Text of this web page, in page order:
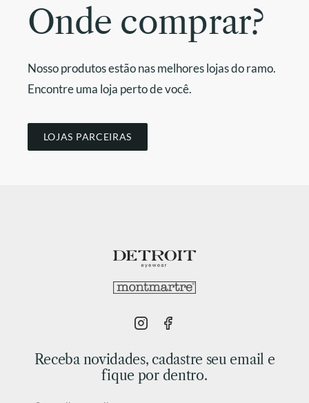
Onde comprar?
Nosso produtos estão nas melhores lojas do ramo.
Encontre uma loja perto de você.
LOJAS PARCEIRAS
Receba novidades, cadastre seu email e
fique por dentro.